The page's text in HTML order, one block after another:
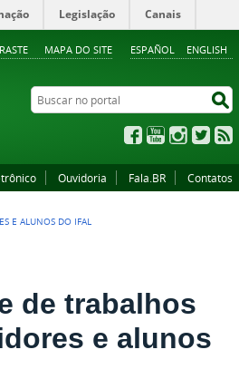
ESPAÑOL ENGLISH
MAPA DO SITE
Legislação Canais
Buscar no portal
FacebookYouTubeInstagram
Twitter
Ouvidoria Fala.BR Contatos
E ALUNOS DO IFAL
de trabalhos
e alunos